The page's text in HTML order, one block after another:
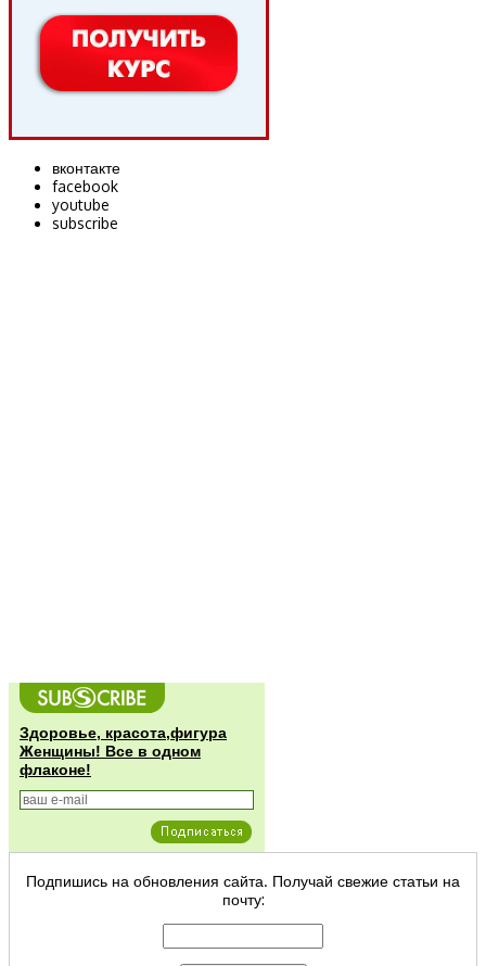
вконтакте
facebook
youtube
subscribe
Здоровье, красота,фигура
Женщины! Все в одном
флаконе!
Подпишись на обновления сайта. Получай свежие статьи на
почту: